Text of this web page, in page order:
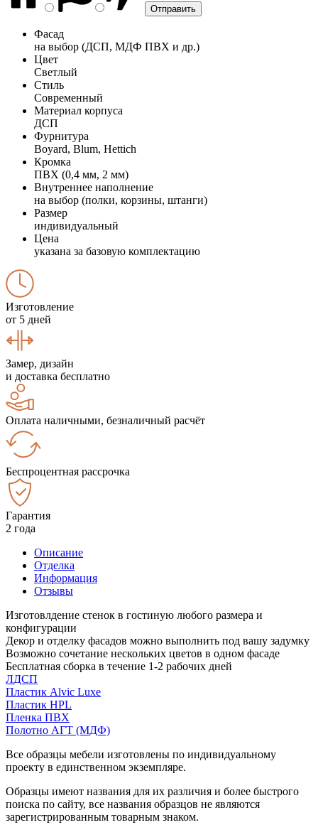
Фасад
на выбор (ДСП, МДФ ПВХ и др.)
Цвет
Светлый
Стиль
Современный
Материал корпуса
ДСП
Фурнитура
Boyard, Blum, Hettich
Кромка
ПВХ (0,4 мм, 2 мм)
Внутреннее наполнение
на выбор (полки, корзины, штанги)
Размер
индивидуальный
Цена
указана за базовую комплектацию
Изготовление
от 5 дней
Замер, дизайн
и доставка бесплатно
Оплата наличными, безналичный расчёт
Беспроцентная рассрочка
Гарантия
2 года
Описание
Отделка
Информация
Отзывы
Изготовлдение стенок в гостиную любого размера и
конфигурации
Декор и отделку фасадов можно выполнить под вашу задумку
Возможно сочетание нескольких цветов в одном фасаде
Бесплатная сборка в течение 1-2 рабочих дней
ЛДСП
Пластик Alvic Luxe
Пластик HPL
Пленка ПВХ
Полотно АГТ (МДФ)
Все образцы мебели изготовлены по индивидуальному
проекту в единственном экземпляре.
Образцы имеют названия для их различия и более быстрого
поиска по сайту, все названия образцов не являются
зарегистрированным товарным знаком.